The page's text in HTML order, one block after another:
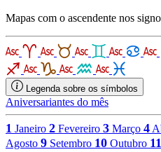
Mapas com o ascendente nos
Legenda sobre os símbolos
Aniversariantes do mês
1 Janeiro 2 Fevereiro 3 Março 4
Agosto 9 Setembro 10 Outubro 11